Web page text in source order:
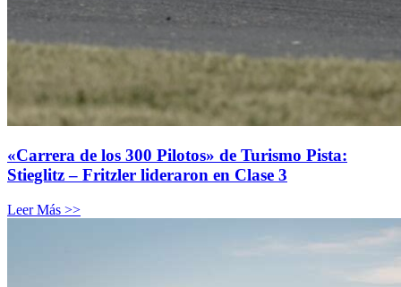
«Carrera de los 300 Pilotos» de Turismo Pista:
Stieglitz – Fritzler lideraron en Clase 3
Leer Más >>